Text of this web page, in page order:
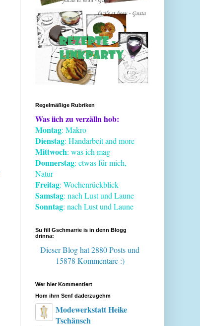
Regelmäßige Rubriken
Was iich zu verzälln hob:
Montag: Makro
Dienstag: Handarbeit and more
Mittwoch: was ich mag
Donnerstag: etwas für mich,
Natur
Freitag: Wochenrückblick
Samstag: nach Lust und Laune
Sonntag: nach Lust und Laune
Su fill Gschmarrie is in denn Blogg
drinna:
Dieser Blog hat 2880 Postsund
15878 Kommentare :)
Wer hier Kommentiert
Hom ihrn Senf daderzugehm
Modewerkstatt Heike
Tschänsch